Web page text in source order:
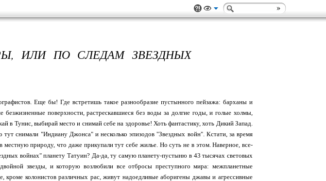
ИЛИ ПО СЛЕДАМ ЗВЕЗДНЫХ
Еще бы! Где встретишь такое разнообразие пустынного пейзажа: барханы и
поверхности, растрескавшиеся без воды за долгие годы, и голые холмы,
в Тунис, выбирай место и снимай себе на здоровье! Хоть фантастику, хоть Дикий Запад.
снимали "Индиану Джонса" и несколько эпизодов "Звездных войн". Кстати, за время
местную природу, что даже прикупали тут себе жилье. Но суть не в этом. Наверное, все-
войнах" планету Татуин? Да-да, ту самую планету-пустыню в 43 тысячах световых
звезды, и которую возлюбили все отбросы преступного мира: межпланетные
кроме колонистов различных рас, живут надоедливые аборигены джавы и агрессивные